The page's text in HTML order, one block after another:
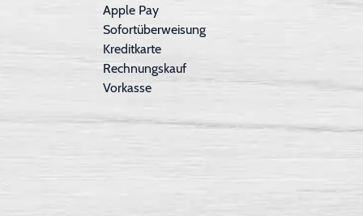
Apple Pay
Sofortüberweisung
Kreditkarte
Rechnungskauf
Vorkasse